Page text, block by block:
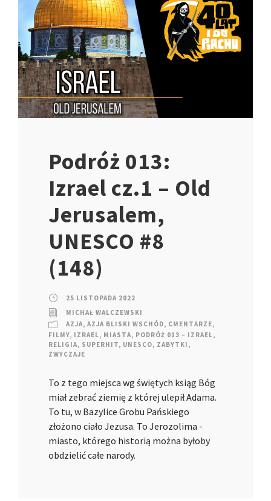
Podróż 013:
Izrael cz.1 – Old
Jerusalem,
UNESCO #8
(148)
25 LISTOPADA 2022
MICHAŁ WALCZEWSKI
AZJA, AZJA BLISKI WSCHÓD, CMENTARZE,
FILMY, IZRAEL, MIASTA, PODRÓŻ 013 – IZRAEL,
RELIGIA, SUPERHIT, UNESCO, ZABYTKI ,
ZWYCZAJE
To z tego miejsca wg świętych ksiąg Bóg
miał zebrać ziemię z której ulepił Adama.
To tu, w Bazylice Grobu Pańskiego
złożono ciało Jezusa. To Jerozolima -
miasto, którego historią można byłoby
obdzielić całe narody.